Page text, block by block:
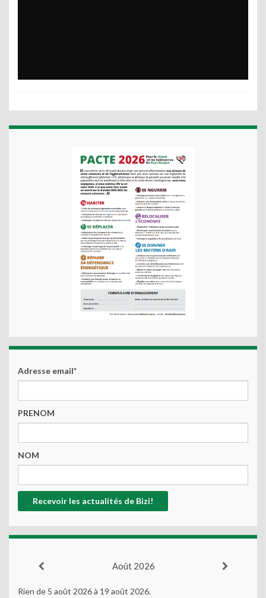
Adresse email*
PRENOM
NOM
Août 2026
Rien de 5 août 2026 à 19 août 2026.